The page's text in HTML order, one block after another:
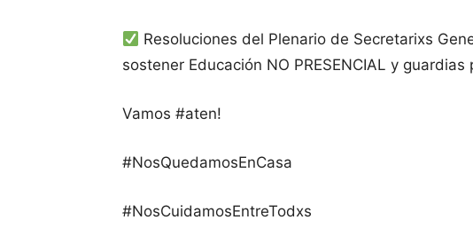
Resoluciones del Plenario de Secretarixs
sostener Educación NO PRESENCIAL y guardias
Vamos #aten!
#NosQuedamosEnCasa
#NosCuidamosEntreTodxs